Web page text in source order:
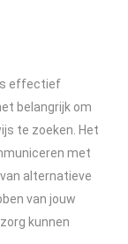
effectief
belangrijk om
te zoeken. Het
met
alternatieve
van jouw
kunnen